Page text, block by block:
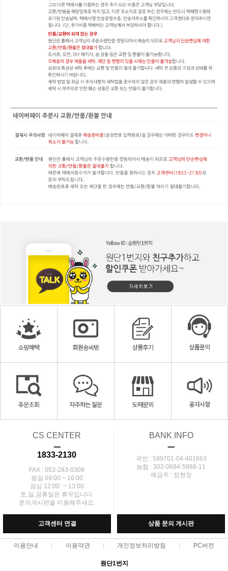
CS CENTER
ㅡ
1833-2130
FAX : 053-283-0309
평일 09:00 ~ 16:00
점심 12:00` ~ 13:00
토,일,공휴일은 휴무입니다.
문의게시판을 이용해주세요.
BANK INFO
ㅡ
국민 : 599701-04-401663
농협 : 302-0684-5868-11
예금주 : 정현정
고객센터 연결 상품 문의 게시판
이용안내 이용약관 개인정보처리방침 PC버전
원단1번지